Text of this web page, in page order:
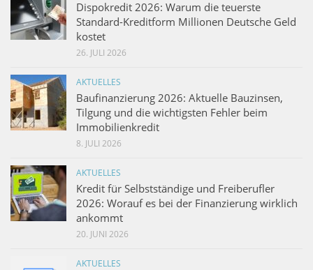
Dispokredit 2026: Warum die teuerste
Standard-Kreditform Millionen Deutsche Geld
kostet
26. JULI 2026
AKTUELLES
Baufinanzierung 2026: Aktuelle Bauzinsen,
Tilgung und die wichtigsten Fehler beim
Immobilienkredit
8. JULI 2026
AKTUELLES
Kredit für Selbstständige und Freiberufler
2026: Worauf es bei der Finanzierung wirklich
ankommt
20. JUNI 2026
AKTUELLES